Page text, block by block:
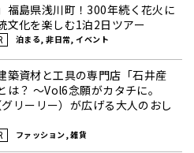
福島県浅川町！300年続く花火に
文化を楽しむ1泊2日ツアー
泊まる, 非日常, イベント
築資材と工具の専門店「石井産
は？ ～Vol6念願がカタチに。
リーリー）が広げる大人のおし
ファッション, 雑貨